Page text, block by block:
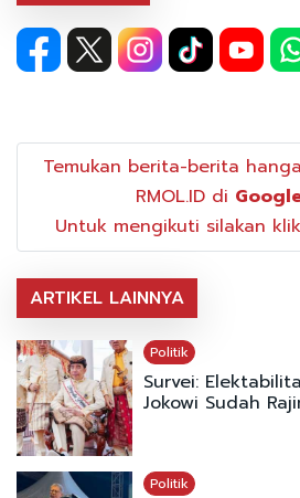
Temukan berita-berita
RMOL.ID di
Untuk mengikuti silakan
ARTIKEL LAINNYA
Politik
Survei:
Jokowi Sudah
Politik